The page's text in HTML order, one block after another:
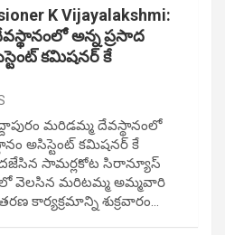
K Vijayalakshmi:
అన్న ప్రసాద
కమిషనర్ కే
మరిడమ్మ దేవస్థానంలో
అసిస్టెంట్ కమిషనర్ కే
సామర్లకోట సిరాన్యూస్
వెలసిన మరిటమ్మ అమ్మవారి
కార్యక్రమాన్ని శుక్రవారం…